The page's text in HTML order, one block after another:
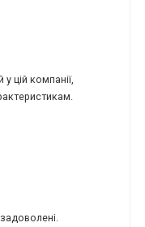
цій компанії,